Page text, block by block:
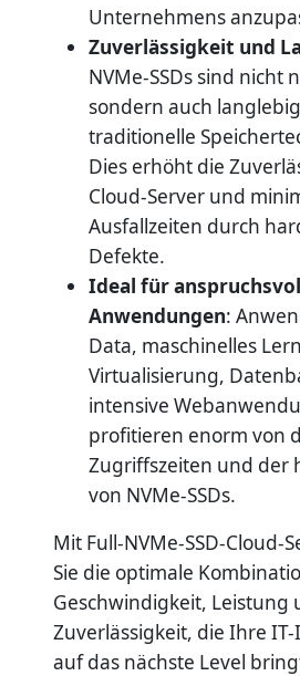
Unternehmens
Zuverlässigkeit und
NVMe-SSDs sind nicht
sondern auch
traditionelle
Dies erhöht die
Cloud-Server und
Ausfallzeiten durch
Defekte.
Ideal für
Anwendungen:
Data, maschinelles
Virtualisierung,
intensive
profitieren enorm von
Zugriffszeiten und der
von NVMe-SSDs.
Mit Full-NVMe-SSD-Cloud-
Sie die optimale
Geschwindigkeit, Leistung
Zuverlässigkeit, die Ihre
auf das nächste Level